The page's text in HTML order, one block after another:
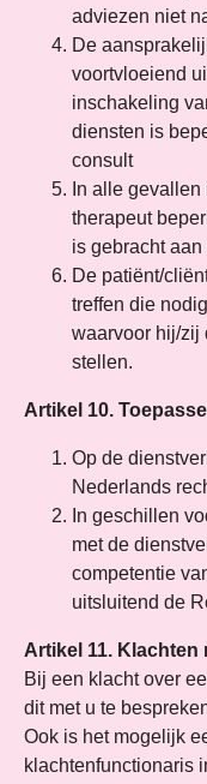
adviezen niet
De
voortvloeiend
inschakeling
diensten is
consult
In alle
therapeut
is gebracht
De patiënt/
treffen die
waarvoor hij/zij
stellen.
Artikel 10.
Op de
Nederlands
In geschillen
met de
competentie
uitsluitend de
Artikel 11. Klachten
Bij een klacht over
dit met u te
Ook is het mogelijk
klachtenfunctionaris